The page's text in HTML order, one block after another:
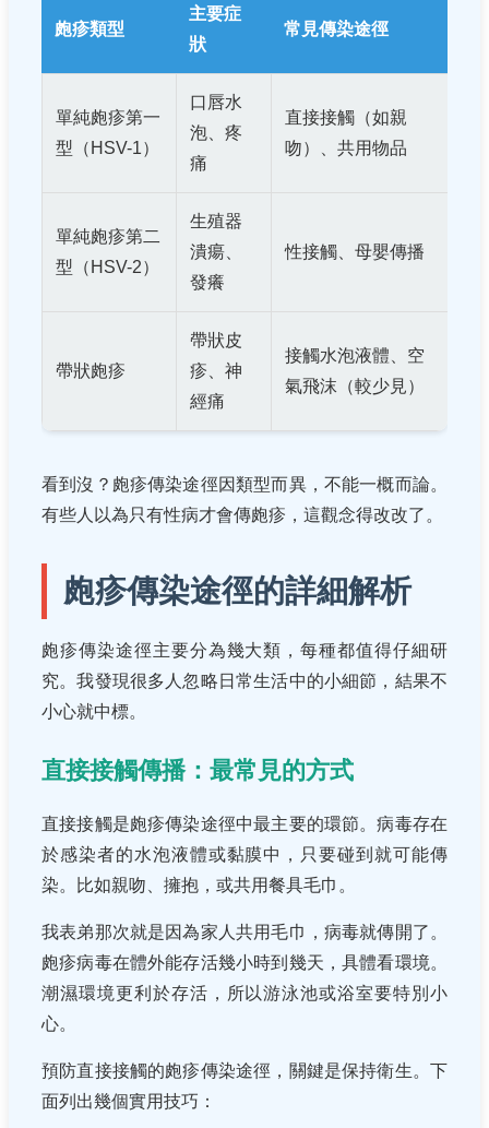
皰疹類型
主要症
狀
常見傳染途徑
單純皰疹第一
型（HSV-1）
口唇水
泡、疼
痛
直接接觸（如親
吻）、共用物品
單純皰疹第二
型（HSV-2）
生殖器
潰瘍、
發癢
性接觸、母嬰傳播
帶狀皰疹
帶狀皮
疹、神
經痛
接觸水泡液體、空
氣飛沫（較少見）
看到沒？皰疹傳染途徑因類型而異，不能一概而論。
有些人以為只有性病才會傳皰疹，這觀念得改改了。
皰疹傳染途徑的詳細解析
皰疹傳染途徑主要分為幾大類，每種都值得仔細研
究。我發現很多人忽略日常生活中的小細節，結果不
小心就中標。
直接接觸傳播：最常見的方式
直接接觸是皰疹傳染途徑中最主要的環節。病毒存在
於感染者的水泡液體或黏膜中，只要碰到就可能傳
染。比如親吻、擁抱，或共用餐具毛巾。
我表弟那次就是因為家人共用毛巾，病毒就傳開了。
皰疹病毒在體外能存活幾小時到幾天，具體看環境。
潮濕環境更利於存活，所以游泳池或浴室要特別小
心。
預防直接接觸的皰疹傳染途徑，關鍵是保持衛生。下
面列出幾個實用技巧：